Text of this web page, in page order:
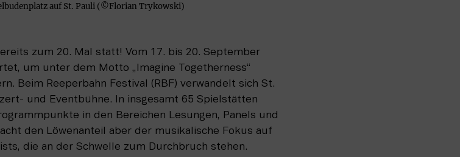
auf St. Pauli (©Florian Trykowski)
zum 20. Mal statt! Vom 17. bis 20. September
um unter dem Motto „Imagine Togetherness“
Beim Reeperbahn Festival (RBF) verwandelt sich St.
und Eventbühne. In insgesamt 65 Spielstätten
in den Bereichen Lesungen, Panels und
den Löwenanteil aber der musikalische Fokus auf
die an der Schwelle zum Durchbruch stehen.